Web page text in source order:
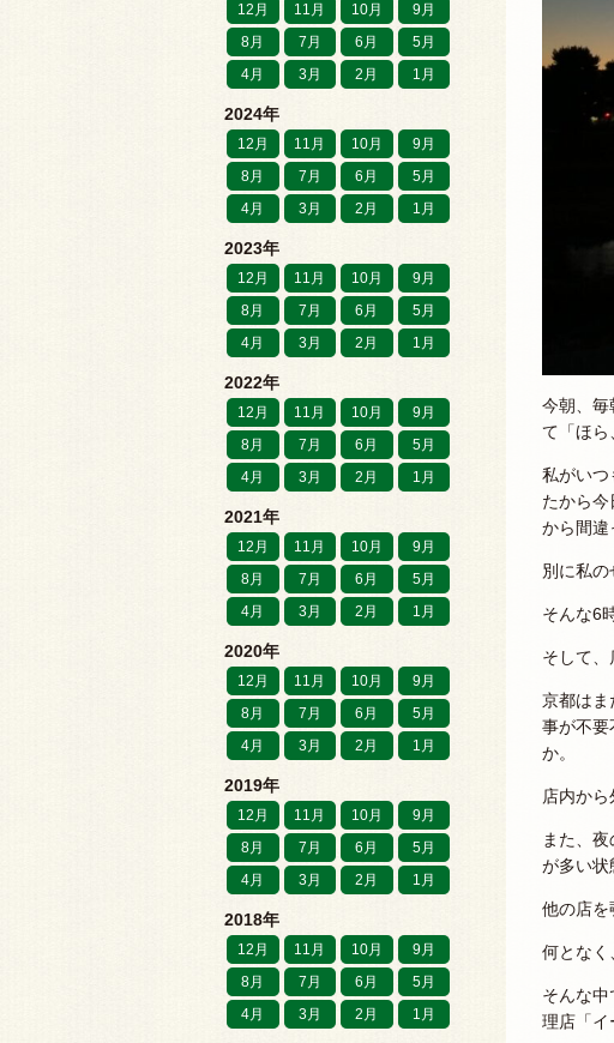
今朝、毎
て「ほら
私がいつ
たから
から間違
別に私の
そんな6
そして、
京都はま
事が不要
か。
店内から
また、
が多い状
他の店を
何となく
そんな
理店「イ
12月 11月 10月
9月
8月
7月 6月
5月
4月
3月 2月 1月
2024年
12月 11月 10月
9月
8月
7月 6月
5月
4月
3月 2月 1月
2023年
12月 11月 10月
9月
8月
7月 6月
5月
4月
3月 2月 1月
2022年
12月 11月 10月
9月
8月
7月 6月
5月
4月
3月 2月 1月
2021年
12月 11月 10月
9月
8月
7月 6月
5月
4月
3月 2月 1月
2020年
12月 11月 10月
9月
8月
7月 6月
5月
4月
3月 2月 1月
2019年
12月 11月 10月
9月
8月
7月 6月
5月
4月
3月 2月 1月
2018年
12月 11月 10月
9月
8月
7月 6月
5月
4月
3月 2月 1月